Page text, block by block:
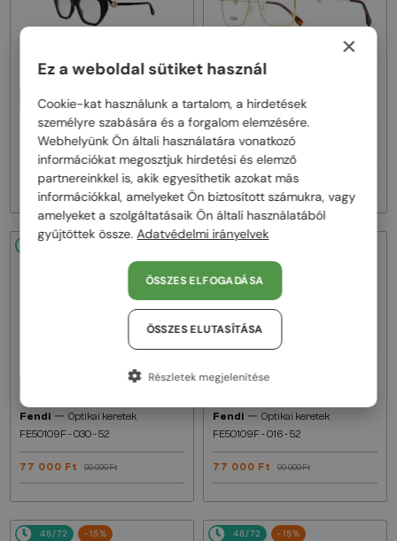
25 000 FT
Fendi—Optikai keretek
FE50100I - 001 - 53
77 000 Ft 90 000 Ft
25 000 FT
Fendi—Optikai keretek
FE50110F - 030 - 54
77 000 Ft 90 000 Ft
48/72
EGYFÓKUSZÚ LENCSÉVEL PLUSZ
Fendi — Optikai keretek
FE50109F - 030 - 52
77 000 Ft 90 000 Ft
48/72
EGYFÓKUSZÚ LENCSÉVEL PLUSZ
Fendi — Optikai keretek
FE50109F - 016 - 52
77 000 Ft 90 000 Ft
48/72 -15% 48/72 -15%
×
Ez a weboldal sütiket használ
Cookie-kat használunk a tartalom, a hirdetések
személyre szabására és a forgalom elemzésére.
Webhelyünk Ön általi használatára vonatkozó
információkat megosztjuk hirdetési és elemző
partnereinkkel is, akik egyesíthetik azokat más
információkkal, amelyeket Ön biztosított számukra, vagy
amelyeket a szolgáltatásaik Ön általi használatából
gyűjtöttek össze.Adatvédelmi irányelvek
ÖSSZES ELFOGADÁSA
ÖSSZES ELUTASÍTÁSA
Részletek megjelenítése